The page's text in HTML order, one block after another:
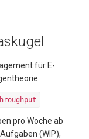
für E-
pro Woche ab
(WIP),